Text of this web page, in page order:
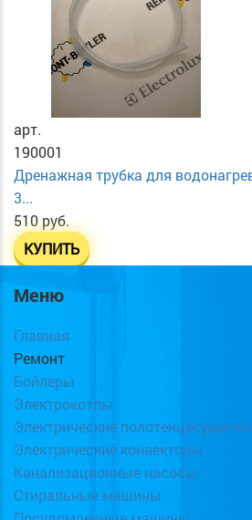
арт.
190001
Дренажная трубка для
3...
510 руб.
КУПИТЬ
Меню
Главная
Ремонт
Бойлеры
Электрокотлы
Электрические
Электрические конвекторы
Канализационные насосы
Стиральные машины